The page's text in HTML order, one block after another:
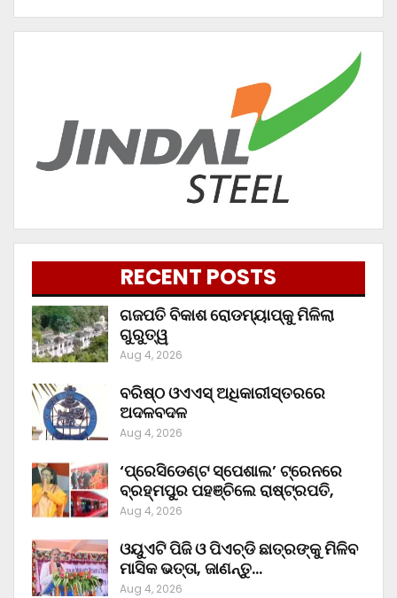
RECENT POSTS
ଗଜପତି ବିକାଶ ରୋଡମ୍ୟାପ୍‌କୁ ମିଳିଲା
ଗୁରୁତ୍ୱ
Aug 4, 2026
ବରିଷ୍ଠ ଓଏଏସ୍‌ ଅଧିକାରୀସ୍ତରରେ
ଅଦଳବଦଳ
Aug 4, 2026
‘ପ୍ରେସିଡେଣ୍ଟ ସ୍ପେଶାଲ’ ଟ୍ରେନରେ
ବ୍ରହ୍ମପୁର ପହଞ୍ଚିଲେ ରାଷ୍ଟ୍ରପତି,
Aug 4, 2026
ଓୟୁଏଟି ପିଜି ଓ ପିଏଚ୍‌ଡି ଛାତ୍ରଙ୍କୁ ମିଳିବ
ମାସିକ ଭତ୍ତା, ଜାଣନ୍ତୁ…
Aug 4, 2026